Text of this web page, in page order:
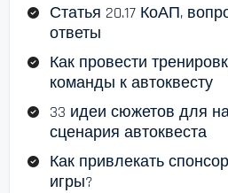
Статья 20.17 КоАП,
ответы
Как провести
команды к автоквесту
33 идеи сюжетов для
сценария автоквеста
Как привлекать
игры?